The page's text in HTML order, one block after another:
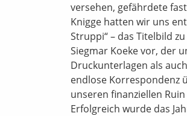
versehen, gefährdete
Knigge hatten wir uns
Struppi“ – das Titelbild
Siegmar Koeke vor, der
Druckunterlagen als
endlose Korrespondenz
unseren finanziellen
Erfolgreich wurde das